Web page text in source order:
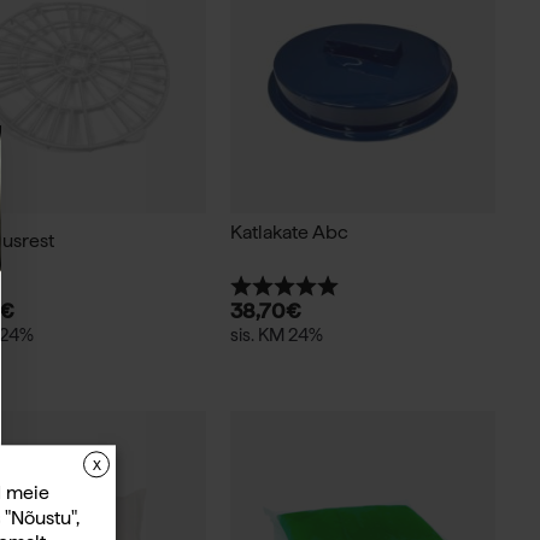
€
Katlakate Abc
Hinnang:
38,70€
sis. KM 24%
X
meie